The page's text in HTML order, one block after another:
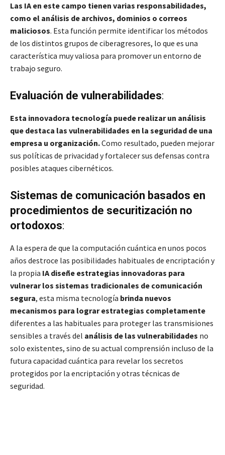
Las IA en este campo tienen varias responsabilidades,
como el análisis de archivos, dominios o correos
maliciosos. Esta función permite identificar los métodos
de los distintos grupos de ciberagresores, lo que es una
característica muy valiosa para promover un entorno de
trabajo seguro.
Evaluación de vulnerabilidades:
Esta innovadora tecnología puede realizar un análisis
que destaca las vulnerabilidades en la seguridad de una
empresa u organización.Como resultado, pueden mejorar
sus políticas de privacidad y fortalecer sus defensas contra
posibles ataques cibernéticos.
Sistemas de comunicación basados en
procedimientos de securitización no
ortodoxos:
A la espera de que la computación cuántica en unos pocos
años destroce las posibilidades habituales de encriptación y
la propia IA diseñe estrategias innovadoras para
vulnerar los sistemas tradicionales de comunicación
segura, esta misma tecnología brinda nuevos
mecanismos para lograr estrategias completamente
diferentes a las habituales para proteger las transmisiones
sensibles a través del análisis de las vulnerabilidades no
solo existentes, sino de su actual comprensión incluso de la
futura capacidad cuántica para revelar los secretos
protegidos por la encriptación y otras técnicas de
seguridad.